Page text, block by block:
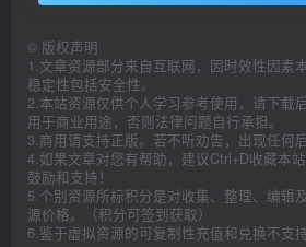
© 版权声明
1.文章资源部分来自互联网，因时效性因素
稳定性包括安全性。
2.本站资源仅供个人学习参考使用，请下载
用于商业用途，否则法律问题自行承担。
3.商用请支持正版。若不听劝告，出现任何
4.如果文章对您有帮助，建议Ctrl+D收藏本
鼓励和支持！
5.个别资源所标积分是对收集、整理、编辑
源价格。（积分可签到获取）
6.鉴于虚拟资源的可复制性充值和兑换不支